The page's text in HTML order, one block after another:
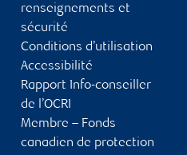
renseignements et
sécurité
Conditions d’utilisation
Accessibilité
Rapport Info-conseiller
de l’OCRI
Membre – Fonds
canadien de protection